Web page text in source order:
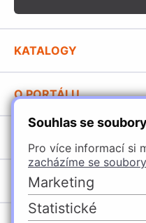
Souhlas se
Pro více informací si
zacházíme se
Marketing
Statistické
KATALOGY
Stavební katalog Häfele
Brožury Häfele
O PORTÁLU
Provozovatel portálu
Jak používat portál
Úchytky
Nábytkové kování
Vybavení kuchyní
POBOČKY
Špačince